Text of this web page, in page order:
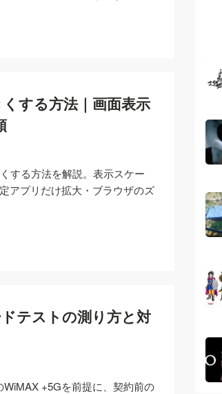
する方法｜画面表示
する方法を解説。表示スケー
アプリだけ拡大・ブラウザのズ
テストの測り方と対
+5Gを前提に、契約前の